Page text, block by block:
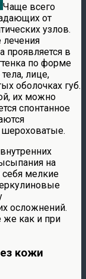
Чаще всего
от
узлов.
лечения
проявляется в
по форме
лице,
оболочках губ.
их можно
спонтанное
на
себя мелкие
осложнений.
же как и при
кожи